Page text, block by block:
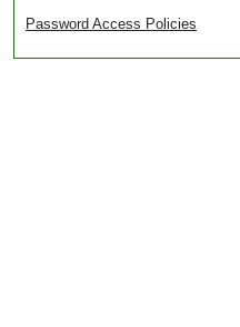
Password Access Policies